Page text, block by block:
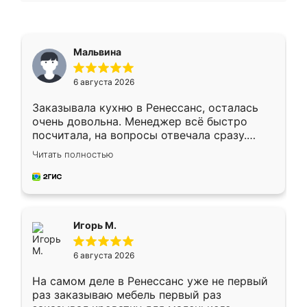
Мальвина
6 августа 2026
Заказывала кухню в Ренессанс, осталась
очень довольна. Менеджер всё быстро
посчитала, на вопросы отвечала сразу.
Замерщик приехал в субботу, подошёл к
делу со всей ответственностью. Собрали
за день, ребята работали аккуратно, даже
Читать полностью
Игорь М.
6 августа 2026
На самом деле в Ренессанс уже не первый
раз заказываю мебель первый раз